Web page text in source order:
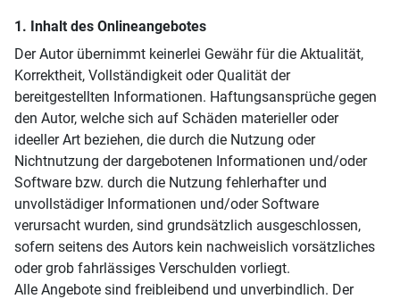
1. Inhalt des Onlineangebotes
Der Autor übernimmt keinerlei Gewähr für die Aktualität,
Korrektheit, Vollständigkeit oder Qualität der
bereitgestellten Informationen. Haftungsansprüche gegen
den Autor, welche sich auf Schäden materieller oder
ideeller Art beziehen, die durch die Nutzung oder
Nichtnutzung der dargebotenen Informationen und/oder
Software bzw. durch die Nutzung fehlerhafter und
unvollstädiger Informationen und/oder Software
verursacht wurden, sind grundsätzlich ausgeschlossen,
sofern seitens des Autors kein nachweislich vorsätzliches
oder grob fahrlässiges Verschulden vorliegt.
Alle Angebote sind freibleibend und unverbindlich. Der